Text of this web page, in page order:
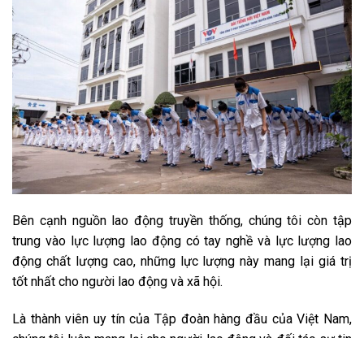
Bên cạnh nguồn lao động truyền thống, chúng tôi còn tập
trung vào lực lượng lao động có tay nghề và lực lượng lao
động chất lượng cao, những lực lượng này mang lại giá trị
tốt nhất cho người lao động và xã hội.
Là thành viên uy tín của Tập đoàn hàng đầu của Việt Nam,